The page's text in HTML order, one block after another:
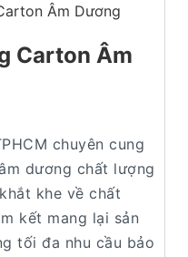
Âm Dương
Carton Âm
chuyên cung
dương chất lượng
khe về chất
kết mang lại sản
tối đa nhu cầu bảo